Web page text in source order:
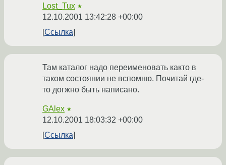
Lost_Tux ★
12.10.2001 13:42:28 +00:00
Ссылка
Там каталог надо переименовать както в
таком состоянии не вспомню. Почитай где-
то догжно быть написано.
GAlex ★
12.10.2001 18:03:32 +00:00
Ссылка